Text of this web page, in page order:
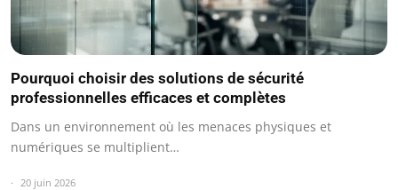
Pourquoi choisir des solutions de sécurité
professionnelles efficaces et complètes
Dans un environnement où les menaces physiques et
numériques se multiplient…
20 juin 2026